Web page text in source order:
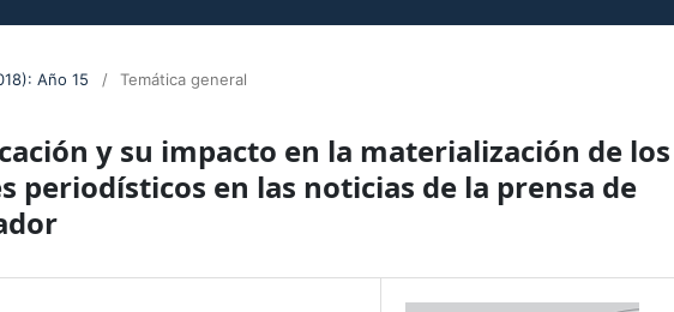
Año 15 / Temática general
y su impacto en la materialización de los
periodísticos en las noticias de la prensa de